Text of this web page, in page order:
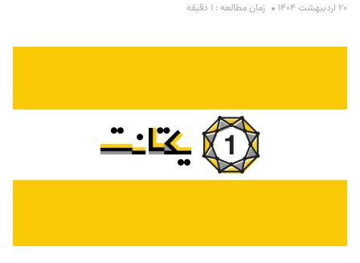
۲۰ اردیبهشت ۱۴۰۴ زمان مطالعه : ۱ دقیقه